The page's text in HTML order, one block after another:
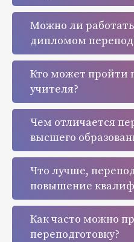
Можно ли
дипломом
Кто может пройти
учителя?
Чем отличается
высшего
Что лучше,
повышение
Как часто можно
переподготовку?